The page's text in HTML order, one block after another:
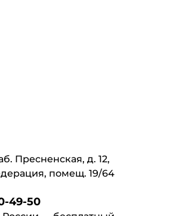
Пресненская, д. 12,
помещ. 19/64
49-50